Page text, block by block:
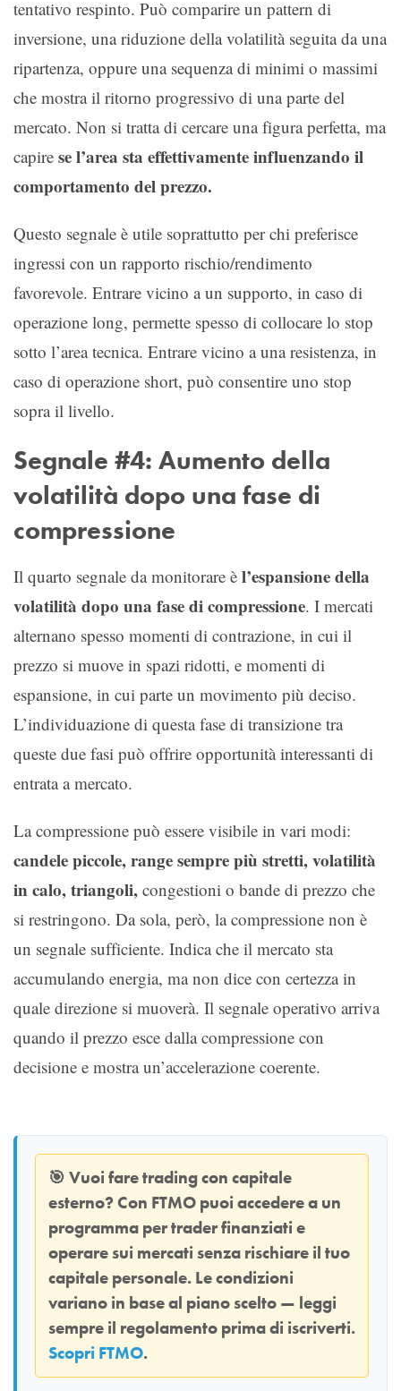
tentativo respinto. Può comparire un pattern di
inversione, una riduzione della volatilità seguita da una
ripartenza, oppure una sequenza di minimi o massimi
che mostra il ritorno progressivo di una parte del
mercato. Non si tratta di cercare una figura perfetta, ma
capire se l’area sta effettivamente influenzando il
comportamento del prezzo.
Questo segnale è utile soprattutto per chi preferisce
ingressi con un rapporto rischio/rendimento
favorevole. Entrare vicino a un supporto, in caso di
operazione long, permette spesso di collocare lo stop
sotto l’area tecnica. Entrare vicino a una resistenza, in
caso di operazione short, può consentire uno stop
sopra il livello.
Segnale #4: Aumento della
volatilità dopo una fase di
compressione
Il quarto segnale da monitorare è l’espansione della
volatilità dopo una fase di compressione. I mercati
alternano spesso momenti di contrazione, in cui il
prezzo si muove in spazi ridotti, e momenti di
espansione, in cui parte un movimento più deciso.
L’individuazione di questa fase di transizione tra
queste due fasi può offrire opportunità interessanti di
entrata a mercato.
La compressione può essere visibile in vari modi:
candele piccole, range sempre più stretti, volatilità
in calo, triangoli, congestioni o bande di prezzo che
si restringono. Da sola, però, la compressione non è
un segnale sufficiente. Indica che il mercato sta
accumulando energia, ma non dice con certezza in
quale direzione si muoverà. Il segnale operativo arriva
quando il prezzo esce dalla compressione con
decisione e mostra un’accelerazione coerente.
🎯 Vuoi fare trading con capitale
esterno? Con FTMO puoi accedere a un
programma per trader finanziati e
operare sui mercati senza rischiare il tuo
capitale personale. Le condizioni
variano in base al piano scelto — leggi
sempre il regolamento prima di iscriverti.
Scopri FTMO.